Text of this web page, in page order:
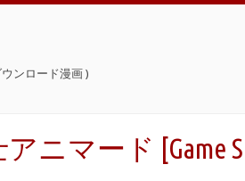
ンロード漫画 )
ニマード [Game